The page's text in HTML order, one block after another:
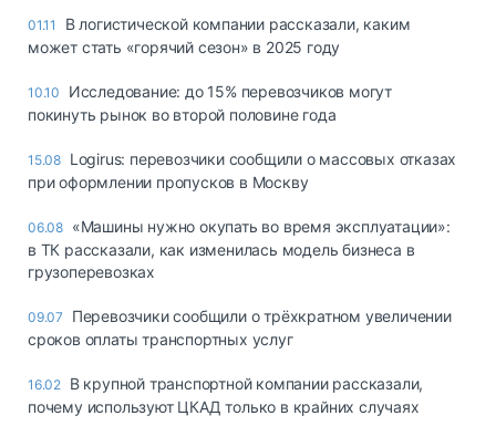
01.11
В логистической компании рассказали, каким
может стать «горячий сезон» в 2025 году
10.10
Исследование: до 15% перевозчиков могут
покинуть рынок во второй половине года
15.08 Logirus: перевозчики сообщили о массовых отказах
при оформлении пропусков в Москву
06.08 «Машины нужно окупать во время эксплуатации»:
в ТК рассказали, как изменилась модель бизнеса в
грузоперевозках
09.07
Перевозчики сообщили о трёхкратном увеличении
сроков оплаты транспортных услуг
16.02 В крупной транспортной компании рассказали,
почему используют ЦКАД только в крайних случаях